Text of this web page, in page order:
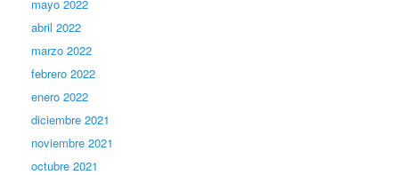
mayo 2022
abril 2022
marzo 2022
febrero 2022
enero 2022
diciembre 2021
noviembre 2021
octubre 2021